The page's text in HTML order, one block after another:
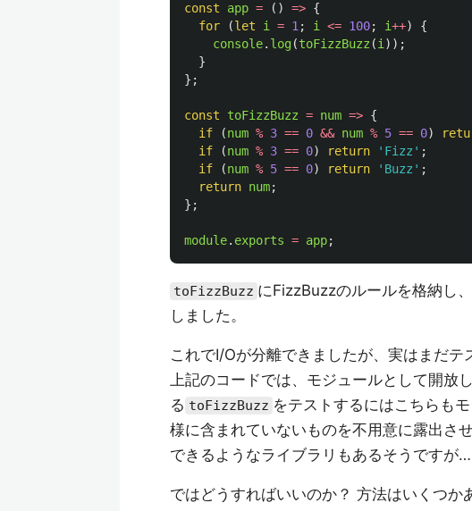
const app = () => {
for
(let i = 1 ; i <= 100; i++)
{
console. log(toFizzBuzz (i ));
}
};
const toFizzBuzz = num => {
if
(num % 3 == 0 && num % 5 == 0)
if
(num % 3 == 0) return ' Fizz ' ;
if
(num % 5 == 0) return ' Buzz ' ;
return num;
};
module. exports = app;
toFizzBuzz にFizzBuzzのルールを格納し
しました。
これでI/Oが分離できましたが、実はまだテ
上記のコードでは、モジュールとして開放
る toFizzBuzz をテストするにはこちらも
様に含まれていないものを不用意に露出さ
できるようなライブラリもあるそうですが
ではどうすればいいのか？ 方法はいくつか